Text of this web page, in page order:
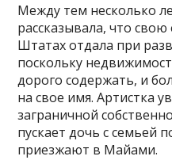
Между тем несколько
рассказывала, что
Штатах отдала при
поскольку
дорого содержать, и
на свое имя. Артистка
заграничной
пускает дочь с семьей
приезжают в Майами.